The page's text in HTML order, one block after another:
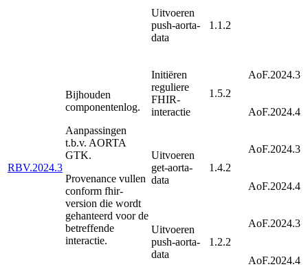
Uitvoeren
push-aorta-
data
1.1.2
RBV.2024.3
Bijhouden
componentenlog.
Aanpassingen
t.b.v. AORTA
GTK.
Provenance vullen
conform fhir-
version die wordt
gehanteerd voor de
betreffende
interactie.
Initiëren
reguliere
FHIR-
interactie
1.5.2
AoF.2024.3
AoF.2024.4
Uitvoeren
get-aorta-
data
1.4.2
AoF.2024.3
AoF.2024.4
Uitvoeren
push-aorta-
data
1.2.2
AoF.2024.3
AoF.2024.4